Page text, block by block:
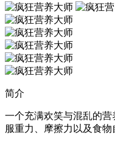
简介
一个充满欢笑与混乱的
服重力、摩擦力以及食